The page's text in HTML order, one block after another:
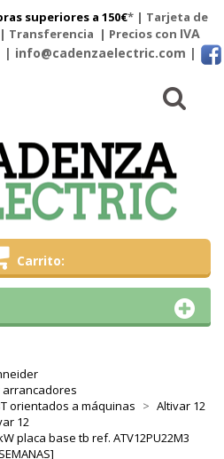
superiores a 150€* | Tarjeta de
| Transferencia | Precios con IVA
| info@cadenzaelectric.com |
Carrito
orientados a máquinas
Altivar 12
12
placa base tb ref. ATV12PU22M3